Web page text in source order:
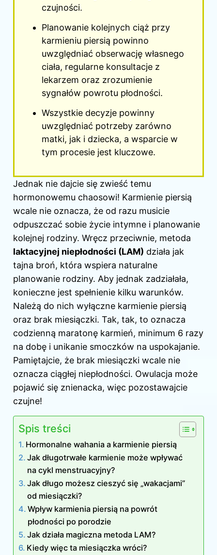
czujności.
Planowanie kolejnych ciąż przy
karmieniu piersią powinno
uwzględniać obserwację własnego
ciała, regularne konsultacje z
lekarzem oraz zrozumienie
sygnałów powrotu płodności.
Wszystkie decyzje powinny
uwzględniać potrzeby zarówno
matki, jak i dziecka, a wsparcie w
tym procesie jest kluczowe.
Jednak nie dajcie się zwieść temu
hormonowemu chaosowi! Karmienie piersią
wcale nie oznacza, że od razu musicie
odpuszczać sobie życie intymne i planowanie
kolejnej rodziny. Wręcz przeciwnie, metoda
laktacyjnej niepłodności (LAM) działa jak
tajna broń, która wspiera naturalne
planowanie rodziny. Aby jednak zadziałała,
konieczne jest spełnienie kilku warunków.
Należą do nich wyłączne karmienie piersią
oraz brak miesiączki. Tak, tak, to oznacza
codzienną maratonę karmień, minimum 6 razy
na dobę i unikanie smoczków na uspokajanie.
Pamiętajcie, że brak miesiączki wcale nie
oznacza ciągłej niepłodności. Owulacja może
pojawić się znienacka, więc pozostawajcie
czujne!
Spis treści
Hormonalne wahania a karmienie piersią
Jak długotrwałe karmienie może wpływać
na cykl menstruacyjny?
Jak długo możesz cieszyć się „wakacjami”
od miesiączki?
Wpływ karmienia piersią na powrót
płodności po porodzie
Jak działa magiczna metoda LAM?
Kiedy więc ta miesiączka wróci?